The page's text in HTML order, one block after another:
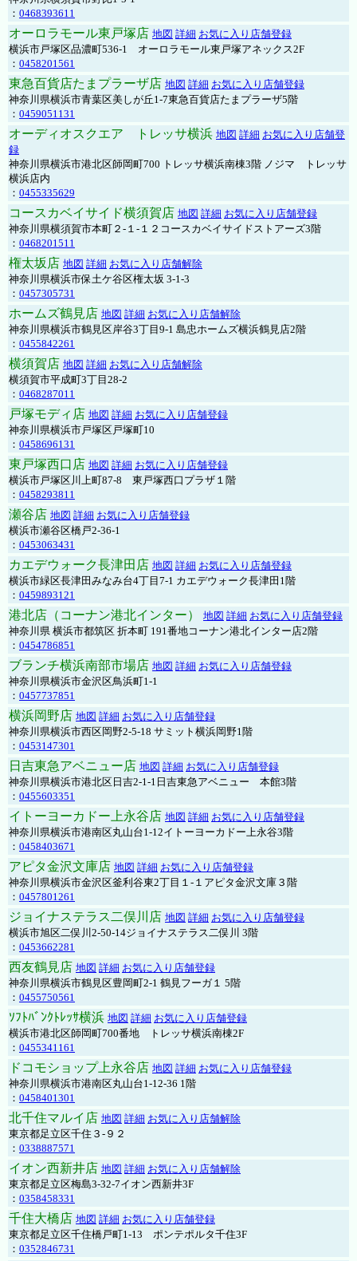
： 0468393611
オーロラモール東戸塚店 地図 詳細 お気に入り店舗登録
横浜市戸塚区品濃町536-1 オーロラモール東戸塚アネックス2F
： 0458201561
東急百貨店たまプラーザ店 地図 詳細 お気に入り店舗登録
神奈川県横浜市青葉区美しが丘1-7東急百貨店たまプラーザ5階
： 0459051131
オーディオスクエア トレッサ横浜 地図 詳細 お気に入り店舗登
録
神奈川県横浜市港北区師岡町700 トレッサ横浜南棟3階 ノジマ トレッサ
横浜店内
： 0455335629
コースカベイサイド横須賀店 地図 詳細 お気に入り店舗登録
神奈川県横須賀市本町２-１-１２コースカベイサイドストアーズ3階
： 0468201511
権太坂店 地図 詳細 お気に入り店舗解除
神奈川県横浜市保土ケ谷区権太坂 3-1-3
： 0457305731
ホームズ鶴見店 地図 詳細 お気に入り店舗解除
神奈川県横浜市鶴見区岸谷3丁目9-1 島忠ホームズ横浜鶴見店2階
： 0455842261
横須賀店 地図 詳細 お気に入り店舗解除
横須賀市平成町3丁目28-2
： 0468287011
戸塚モディ店 地図 詳細 お気に入り店舗登録
神奈川県横浜市戸塚区戸塚町10
： 0458696131
東戸塚西口店 地図 詳細 お気に入り店舗登録
横浜市戸塚区川上町87-8 東戸塚西口プラザ１階
： 0458293811
瀬谷店 地図 詳細 お気に入り店舗登録
横浜市瀬谷区橋戸2-36-1
： 0453063431
カエデウォーク長津田店 地図 詳細 お気に入り店舗登録
横浜市緑区長津田みなみ台4丁目7-1 カエデウォーク長津田1階
： 0459893121
港北店（コーナン港北インター） 地図 詳細 お気に入り店舗登録
神奈川県 横浜市都筑区 折本町 191番地コーナン港北インター店2階
： 0454786851
ブランチ横浜南部市場店 地図 詳細 お気に入り店舗登録
神奈川県横浜市金沢区鳥浜町1-1
： 0457737851
横浜岡野店 地図 詳細 お気に入り店舗登録
神奈川県横浜市西区岡野2-5-18 サミット横浜岡野1階
： 0453147301
日吉東急アベニュー店 地図 詳細 お気に入り店舗登録
神奈川県横浜市港北区日吉2-1-1日吉東急アベニュー 本館3階
： 0455603351
イトーヨーカドー上永谷店 地図 詳細 お気に入り店舗登録
神奈川県横浜市港南区丸山台1-12イトーヨーカドー上永谷3階
： 0458403671
アピタ金沢文庫店 地図 詳細 お気に入り店舗登録
神奈川県横浜市金沢区釜利谷東2丁目１-１アピタ金沢文庫３階
： 0457801261
ジョイナステラス二俣川店 地図 詳細 お気に入り店舗登録
横浜市旭区二俣川2-50-14ジョイナステラス二俣川 3階
： 0453662281
西友鶴見店 地図 詳細 お気に入り店舗登録
神奈川県横浜市鶴見区豊岡町2-1 鶴見フーガ１ 5階
： 0455750561
ｿﾌﾄﾊﾞﾝｸﾄﾚｯｻ横浜 地図 詳細 お気に入り店舗登録
横浜市港北区師岡町700番地 トレッサ横浜南棟2F
： 0455341161
ドコモショップ上永谷店 地図 詳細 お気に入り店舗登録
神奈川県横浜市港南区丸山台1-12-36 1階
： 0458401301
北千住マルイ店 地図 詳細 お気に入り店舗解除
東京都足立区千住３-９２
： 0338887571
イオン西新井店 地図 詳細 お気に入り店舗解除
東京都足立区梅島3-32-7イオン西新井3F
： 0358458331
千住大橋店 地図 詳細 お気に入り店舗登録
東京都足立区千住橋戸町1-13 ポンテポルタ千住3F
： 0352846731